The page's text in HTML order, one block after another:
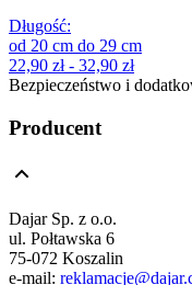
Długość:
od 20 cm do 29 cm
22,90 zł - 32,90 zł
Bezpieczeństwo i
Producent
Dajar Sp. z o.o.
ul. Połtawska 6
75-072 Koszalin
e-mail: